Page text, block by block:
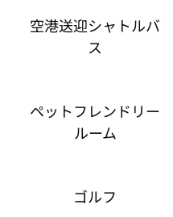
空港送迎シャトルバ
ス
ペットフレンドリー
ルーム
ゴルフ